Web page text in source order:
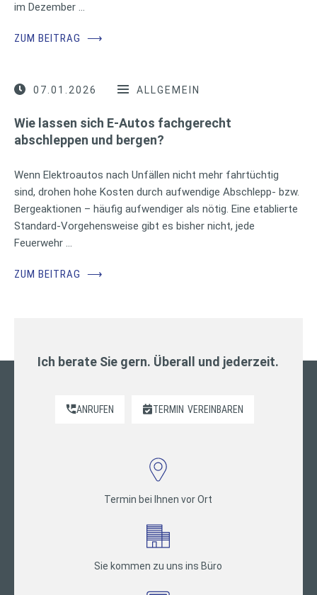
im Dezember …
ZUM BEITRAG ⟶
07.01.2026 ALLGEMEIN
Wie lassen sich E-Autos fachgerecht
abschleppen und bergen?
Wenn Elektroautos nach Unfällen nicht mehr fahrtüchtig
sind, drohen hohe Kosten durch aufwendige Abschlepp- bzw.
Bergeaktionen – häufig aufwendiger als nötig. Eine etablierte
Standard-Vorgehensweise gibt es bisher nicht, jede
Feuerwehr …
ZUM BEITRAG ⟶
Ich berate Sie gern. Überall und jederzeit.
ANRUFEN TERMIN VEREINBAREN
Termin bei Ihnen vor Ort
Sie kommen zu uns ins Büro